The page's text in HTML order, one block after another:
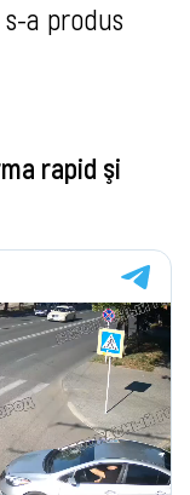
a produs
rapid şi